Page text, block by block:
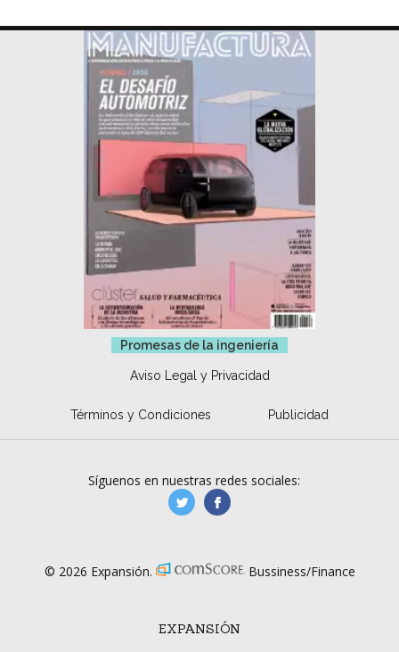
Promesas de la ingeniería
Aviso Legal y Privacidad
Términos y Condiciones Publicidad
EXPANSIÓN
Síguenos en nuestras redes sociales:
manufacturaGE
© 2026 Expansión. Bussiness/Finance